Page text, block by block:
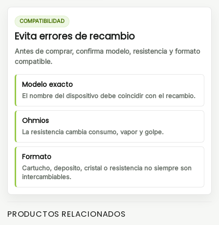
COMPATIBILIDAD
Evita errores de recambio
Antes de comprar, confirma modelo, resistencia y formato
compatible.
Modelo exacto
El nombre del dispositivo debe coincidir con el recambio.
Ohmios
La resistencia cambia consumo, vapor y golpe.
Formato
Cartucho, deposito, cristal o resistencia no siempre son
intercambiables.
PRODUCTOS RELACIONADOS